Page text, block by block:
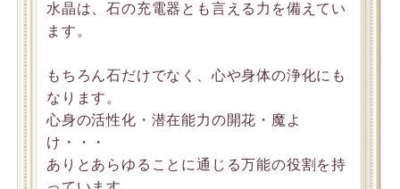
水晶は、石の充電器とも言える力を備えてい
ます。
もちろん石だけでなく、心や身体の浄化にも
なります。
心身の活性化・潜在能力の開花・魔よ
け・・・
ありとあらゆることに通じる万能の役割を持